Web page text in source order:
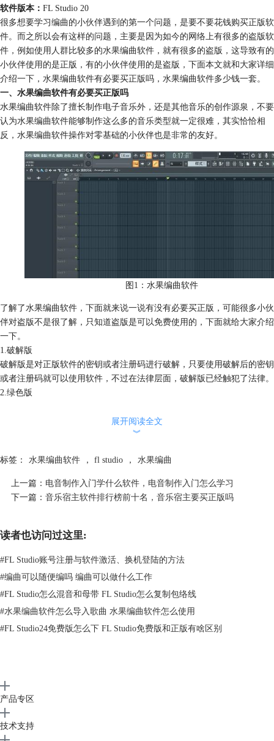
软件版本： FL Studio 20
很多想要学习编曲的小伙伴遇到的第一个问题，是要不要花钱购买正版软
件。而之所以会有这样的问题，主要是因为如今的网络上有很多的盗版软
件，例如使用人群比较多的水果编曲软件，就有很多的盗版，这导致有的
小伙伴使用的是正版，有的小伙伴使用的是盗版，下面本文就和大家详细
介绍一下，水果编曲软件有必要买正版吗，水果编曲软件多少钱一套。
一、水果编曲软件有必要买正版吗
水果编曲软件除了擅长制作电子音乐外，还是其他音乐的创作源泉，不要
认为水果编曲软件能够制作这么多的音乐类型就一定很难，其实恰恰相
反，水果编曲软件操作对零基础的小伙伴也是非常的友好。
图1：水果编曲软件
了解了水果编曲软件，下面就来说一说有没有必要买正版，可能很多小伙
伴对盗版不是很了解，只知道盗版是可以免费使用的，下面就给大家介绍
一下。
1.破解版
破解版是对正版软件的密钥或者注册码进行破解，只要使用破解后的密钥
或者注册码就可以使用软件，不过在法律层面，破解版已经触犯了法律。
2.绿色版
件的使用权限。
4.注册机
注册机是一款专门用于破解分析软件内部程序的软件，主要用途是破解软
精简版是对软件中不太重要的功能进行删除，只保留主要功能。
激活版是软件安装包已经进行了非法破解，无需激活就可以使用。
以上六种都属于盗版，盗版产生的原因无外乎是正版软件贵，盗版软件可
以免费使用，但是大家知道盗版都有哪些危害吗？可能这些危害远远大于
1.很多的盗版软件极有可能被人植入了木马等一系列病毒，这些病毒会将
个人信息、银行信息直接暴露出去，无论是对人身还是财产都具有威胁
3.盗版软件是在正版软件发布后，才能进行破解的，这导致盗版软件的版
本比较滞后。
4.对于软件开发者来说，盗版软件变相的窃取了他们的劳动成果，让大家
不再购买正版，打击了开发者的创作热情，长远发展很可能会压制行业领
展开阅读全文
︾
标签： 水果编曲软件 ， fl studio ， 水果编曲
上一篇： 电音制作入门学什么软件，电音制作入门怎么学习
下一篇： 音乐宿主软件排行榜前十名，音乐宿主要买正版吗
读者也访问过这里:
#FL Studio账号注册与软件激活、换机登陆的方法
#编曲可以随便编吗 编曲可以做什么工作
#FL Studio怎么混音和母带 FL Studio怎么复制包络线
#水果编曲软件怎么导入歌曲 水果编曲软件怎么使用
#FL Studio24免费版怎么下 FL Studio免费版和正版有啥区别
产品专区
技术支持